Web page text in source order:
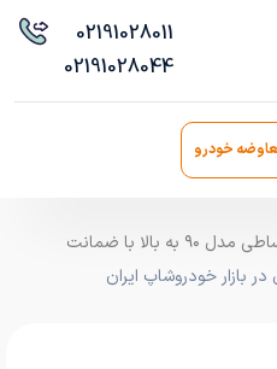
02191028011
02191028044
خودرو
خودرو شاپ، خرید و فروش خودرو اقساطی مدل ۹۰ به بالا با ضمانت